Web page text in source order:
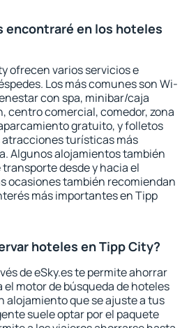
encontraré en los hoteles
ofrecen varios servicios e
Los más comunes son Wi-
con spa, minibar/caja
centro comercial, comedor, zona
gratuito, y folletos
turísticas más
Algunos alojamientos también
desde y hacia el
ocasiones también recomiendan
más importantes en Tipp
hoteles en Tipp City?
de eSky.es te permite ahorrar
motor de búsqueda de hoteles
alojamiento que se ajuste a tus
suele optar por el paquete